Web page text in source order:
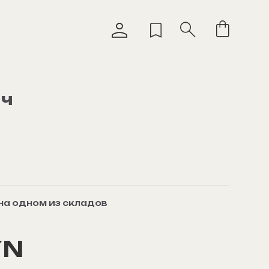
одном из складов